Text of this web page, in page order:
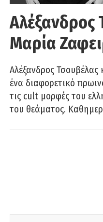
Αλέξανδρος
Μαρία
Αλέξανδρος
ένα διαφορετικό
τις cult μορφές του
του θεάματος.